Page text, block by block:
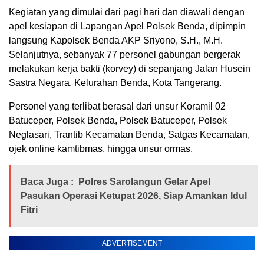
Kegiatan yang dimulai dari pagi hari dan diawali dengan
apel kesiapan di Lapangan Apel Polsek Benda, dipimpin
langsung Kapolsek Benda AKP Sriyono, S.H., M.H.
Selanjutnya, sebanyak 77 personel gabungan bergerak
melakukan kerja bakti (korvey) di sepanjang Jalan Husein
Sastra Negara, Kelurahan Benda, Kota Tangerang.
Personel yang terlibat berasal dari unsur Koramil 02
Batuceper, Polsek Benda, Polsek Batuceper, Polsek
Neglasari, Trantib Kecamatan Benda, Satgas Kecamatan,
ojek online kamtibmas, hingga unsur ormas.
Baca Juga :
Polres Sarolangun Gelar Apel
Pasukan Operasi Ketupat 2026, Siap Amankan Idul
Fitri
ADVERTISEMENT